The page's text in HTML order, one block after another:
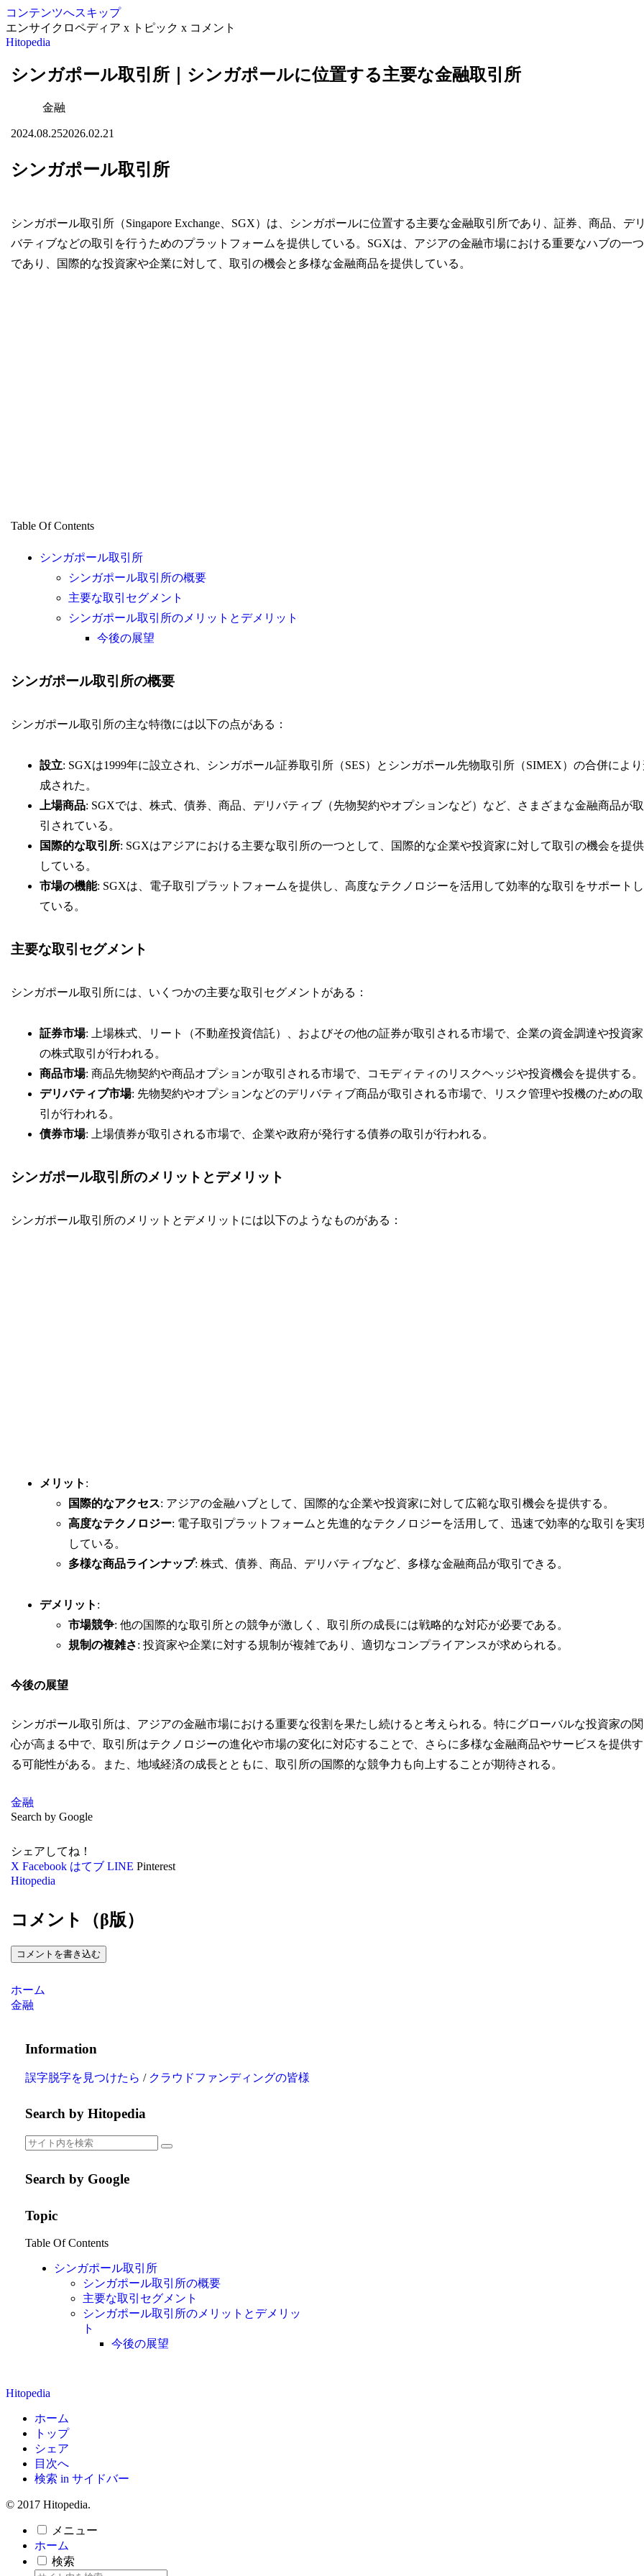
コンテンツへスキップ
エンサイクロペディア x トピック x コメント
Hitopedia
シンガポール取引所｜シンガポールに位置する主要な金融取引所
金融
2024.08.252026.02.21
シンガポール取引所
シンガポール取引所（Singapore Exchange、SGX）は、シンガポールに位置する主要な金融取引所であり、証券、商品、デ
バティブなどの取引を行うためのプラットフォームを提供している。SGXは、アジアの金融市場における重要なハブの一つ
であり、国際的な投資家や企業に対して、取引の機会と多様な金融商品を提供している。
Table Of Contents
シンガポール取引所
シンガポール取引所の概要
主要な取引セグメント
シンガポール取引所のメリットとデメリット
今後の展望
シンガポール取引所の概要
シンガポール取引所の主な特徴には以下の点がある：
設立: SGXは1999年に設立され、シンガポール証券取引所（SES）とシンガポール先物取引所（SIMEX）の合併によ
成された。
上場商品: SGXでは、株式、債券、商品、デリバティブ（先物契約やオプションなど）など、さまざまな金融商品が取
引されている。
国際的な取引所: SGXはアジアにおける主要な取引所の一つとして、国際的な企業や投資家に対して取引の機会を提供
している。
市場の機能: SGXは、電子取引プラットフォームを提供し、高度なテクノロジーを活用して効率的な取引をサポートし
ている。
主要な取引セグメント
シンガポール取引所には、いくつかの主要な取引セグメントがある：
証券市場: 上場株式、リート（不動産投資信託）、およびその他の証券が取引される市場で、企業の資金調達や投資家
の株式取引が行われる。
商品市場: 商品先物契約や商品オプションが取引される市場で、コモディティのリスクヘッジや投資機会を提供する。
デリバティブ市場: 先物契約やオプションなどのデリバティブ商品が取引される市場で、リスク管理や投機のための取
引が行われる。
債券市場: 上場債券が取引される市場で、企業や政府が発行する債券の取引が行われる。
シンガポール取引所のメリットとデメリット
シンガポール取引所のメリットとデメリットには以下のようなものがある：
メリット :
国際的なアクセス: アジアの金融ハブとして、国際的な企業や投資家に対して広範な取引機会を提供する。
高度なテクノロジー: 電子取引プラットフォームと先進的なテクノロジーを活用して、迅速で効率的な取引を実
している。
多様な商品ラインナップ: 株式、債券、商品、デリバティブなど、多様な金融商品が取引できる。
デメリット :
市場競争: 他の国際的な取引所との競争が激しく、取引所の成長には戦略的な対応が必要である。
規制の複雑さ: 投資家や企業に対する規制が複雑であり、適切なコンプライアンスが求められる。
今後の展望
シンガポール取引所は、アジアの金融市場における重要な役割を果たし続けると考えられる。特にグローバルな投資家の関
心が高まる中で、取引所はテクノロジーの進化や市場の変化に対応することで、さらに多様な金融商品やサービスを提供す
る可能性がある。また、地域経済の成長とともに、取引所の国際的な競争力も向上することが期待される。
金融
Search by Google
シェアしてね！
X Facebook はてブ LINE Pinterest
Hitopedia
コメント（β版）
コメントを書き込む
ホーム
金融
Information
誤字脱字を見つけたら / クラウドファンディングの皆様
Search by Hitopedia
Search by Google
Topic
Table Of Contents
シンガポール取引所
シンガポール取引所の概要
主要な取引セグメント
シンガポール取引所のメリットとデメリッ
ト
今後の展望
Hitopedia
ホーム
トップ
シェア
目次へ
検索 in サイドバー
© 2017 Hitopedia.
メニュー
ホーム
検索